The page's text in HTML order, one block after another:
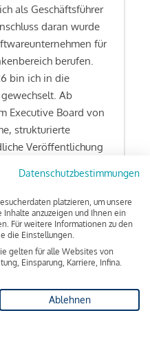
als Geschäftsführer
daran wurde
für
berufen.
bin ich in die
Ab
Executive Board von
strukturierte
Veröffentlichung
wesentlichen
Funktion.
Tipps
Barometer
Datenschutzbestimmungen
platzieren, um unsere
anzuzeigen und Ihnen ein
Für weitere Informationen zu den
die Einstellungen.
gelten für alle Websites von
Einsparung, Karriere, Infina.
Ablehnen